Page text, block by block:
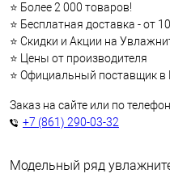
⭐ Более 2 000 товаров!
⭐ Бесплатная доставка - от
⭐ Скидки и Акции на
⭐ Цены от производителя
⭐ Официальный поставщик в
Заказ на сайте или по
+7 (861) 290-03-32
Модельный ряд